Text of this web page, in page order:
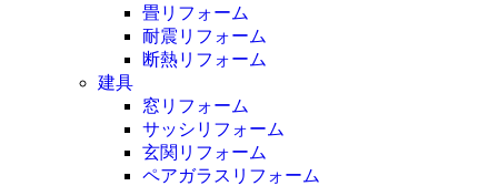
畳リフォーム
耐震リフォーム
断熱リフォーム
建具
窓リフォーム
サッシリフォーム
玄関リフォーム
ペアガラスリフォーム